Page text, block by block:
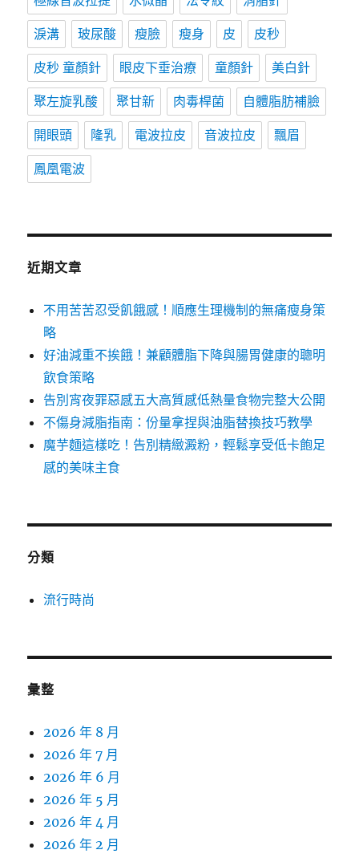
淚溝 玻尿酸 瘦臉 瘦身 皮 皮秒
皮秒 童顏針 眼皮下垂治療 童顏針 美白針
聚左旋乳酸 聚甘新 肉毒桿菌 自體脂肪補臉
開眼頭 隆乳 電波拉皮 音波拉皮 飄眉
鳳凰電波
近期文章
不用苦苦忍受飢餓感！順應生理機制的無痛瘦身策
略
好油減重不挨餓！兼顧體脂下降與腸胃健康的聰明
飲食策略
告別宵夜罪惡感五大高質感低熱量食物完整大公開
不傷身減脂指南：份量拿捏與油脂替換技巧教學
魔芋麵這樣吃！告別精緻澱粉，輕鬆享受低卡飽足
感的美味主食
分類
流行時尚
彙整
2026 年 8 月
2026 年 7 月
2026 年 6 月
2026 年 5 月
2026 年 4 月
2026 年 2 月